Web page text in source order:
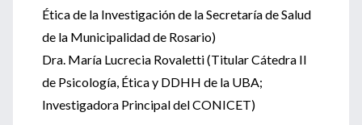
Ética de la Investigación de la Secretaría de Salud
de la Municipalidad de Rosario)
Dra. María Lucrecia Rovaletti (Titular Cátedra II
de Psicología, Ética y DDHH de la UBA;
Investigadora Principal del CONICET)